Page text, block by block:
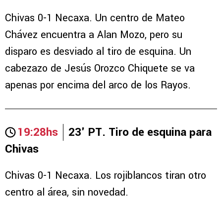
Chivas 0-1 Necaxa. Un centro de Mateo
Chávez encuentra a Alan Mozo, pero su
disparo es desviado al tiro de esquina. Un
cabezazo de Jesús Orozco Chiquete se va
apenas por encima del arco de los Rayos.
19:28hs
23' PT. Tiro de esquina para
Chivas
Chivas 0-1 Necaxa. Los rojiblancos tiran otro
centro al área, sin novedad.